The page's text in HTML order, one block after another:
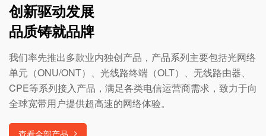
创新驱动发展
品质铸就品牌
我们率先推出多款业内独创产品，产品系列主要包括光网络
单元（ONU/ONT）、光线路终端（OLT）、无线路由器、
CPE等系列接入产品，满足各类电信运营商需求，致力于向
全球宽带用户提供超高速的网络体验。